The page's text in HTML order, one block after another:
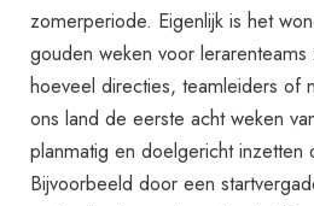
zomerperiode. Eigenlijk is het
gouden weken voor
hoeveel directies, teamleiders of
ons land de eerste acht weken
planmatig en doelgericht inzetten
Bijvoorbeeld door een